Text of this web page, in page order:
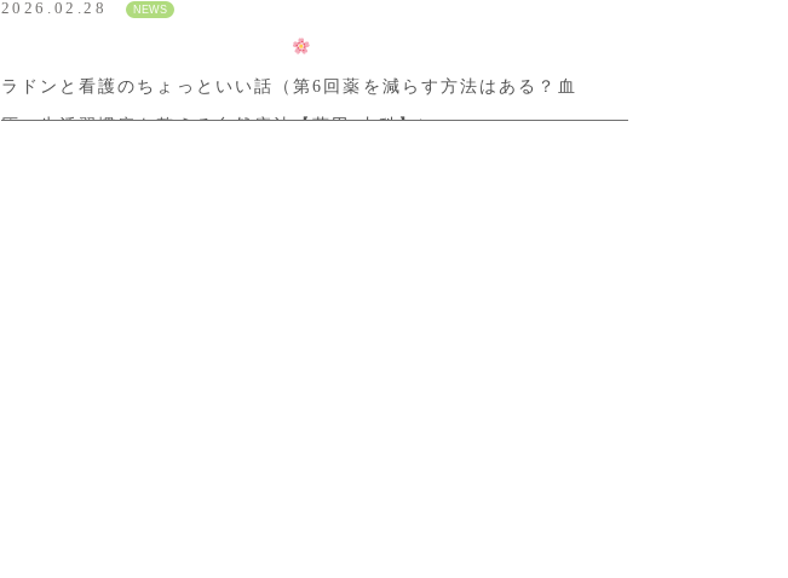
2026.02.28
ラドンと看護のちょっといい話（第6回薬を減らす方法はある？血
圧・生活習慣病を整える自然療法【蒲田 内科】）